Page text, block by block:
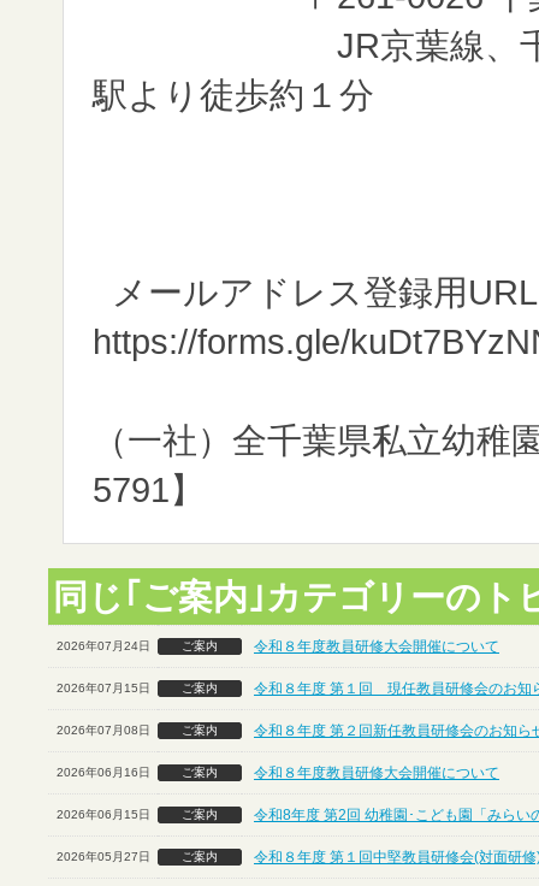
JR京葉線、千葉都
駅より徒歩約１分
メールアドレス登録用
https://forms.gle/
（一社）全千葉県私立幼
5791】
同じ｢ご案内｣カテゴリーのト
2026年07月24日 ご案内 令和８年度教員研修大会開催について
2026年07月15日 ご案内 令和８年度 第１回 現任教員研修会のお知
2026年07月08日 ご案内 令和８年度 第２回新任教員研修会のお知ら
2026年06月16日 ご案内 令和８年度教員研修大会開催について
2026年06月15日 ご案内 令和8年度 第2回 幼稚園･こども園「みらい
2026年05月27日 ご案内 令和８年度 第１回中堅教員研修会(対面研修